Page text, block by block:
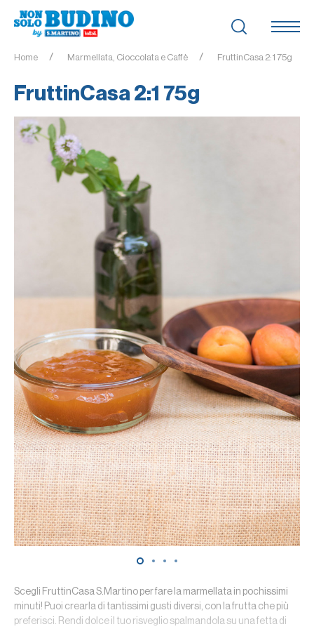
Home Marmellata, Cioccolata e Caffè FruttinCasa 2:1 75g
FruttinCasa 2:1 75g
Scegli FruttinCasa S.Martino per fare la marmellata in pochissimi
minuti! Puoi crearla di tantissimi gusti diversi, con la frutta che più
preferisci. Rendi dolce il tuo risveglio spalmandola su una fetta di